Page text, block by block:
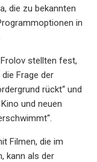
die zu bekannten
in
stellten fest,
Frage der
rückt“ und
und neuen
Filmen, die im
kann als der